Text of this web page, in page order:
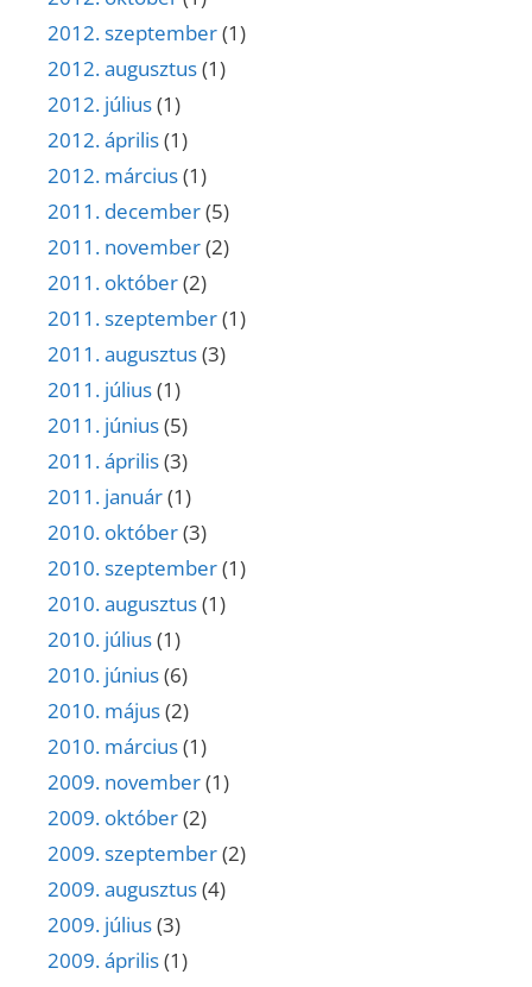
2012. szeptember(1)
2012. augusztus(1)
2012. július(1)
2012. április(1)
2012. március(1)
2011. december(5)
2011. november(2)
2011. október(2)
2011. szeptember(1)
2011. augusztus(3)
2011. július(1)
2011. június(5)
2011. április(3)
2011. január(1)
2010. október(3)
2010. szeptember(1)
2010. augusztus(1)
2010. július(1)
2010. június(6)
2010. május(2)
2010. március(1)
2009. november(1)
2009. október(2)
2009. szeptember(2)
2009. augusztus(4)
2009. július(3)
2009. április(1)